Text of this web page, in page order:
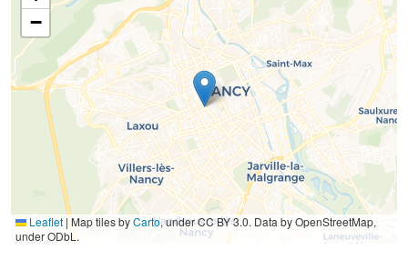
−
Leaflet | Map tiles byCarto, under CC BY 3.0. Data by OpenStreetMap,
under ODbL.